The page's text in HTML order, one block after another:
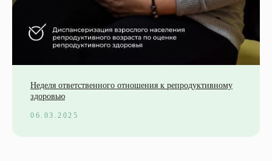
Неделя ответственного отношения к репродуктивному
здоровью
06.03.2025